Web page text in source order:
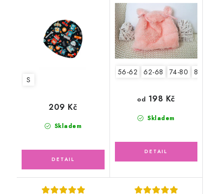
S
Skladem
209 Kč
56-62 62-68 74-80 80-86
Skladem
od 198 Kč